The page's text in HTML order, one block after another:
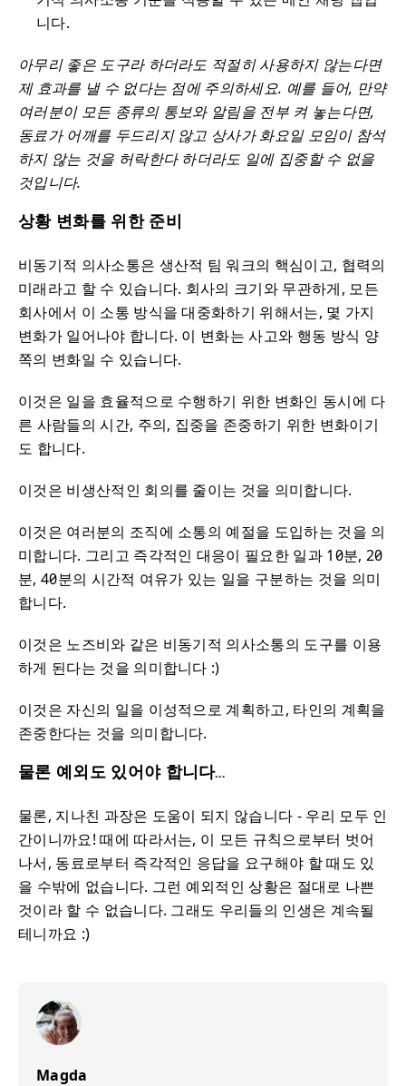
니다.
아무리 좋은 도구라 하더라도 적절히 사용하지 않는다면
제 효과를 낼 수 없다는 점에 주의하세요. 예를 들어, 만약
여러분이 모든 종류의 통보와 알림을 전부 켜 놓는다면,
동료가 어깨를 두드리지 않고 상사가 화요일 모임이 참석
하지 않는 것을 허락한다 하더라도 일에 집중할 수 없을
것입니다.
상황 변화를 위한 준비
비동기적 의사소통은 생산적 팀 워크의 핵심이고, 협력의
미래라고 할 수 있습니다. 회사의 크기와 무관하게, 모든
회사에서 이 소통 방식을 대중화하기 위해서는, 몇 가지
변화가 일어나야 합니다. 이 변화는 사고와 행동 방식 양
쪽의 변화일 수 있습니다.
이것은 일을 효율적으로 수행하기 위한 변화인 동시에 다
른 사람들의 시간, 주의, 집중을 존중하기 위한 변화이기
도 합니다.
이것은 비생산적인 회의를 줄이는 것을 의미합니다.
이것은 여러분의 조직에 소통의 예절을 도입하는 것을 의
미합니다. 그리고 즉각적인 대응이 필요한 일과 10분, 20
분, 40분의 시간적 여유가 있는 일을 구분하는 것을 의미
합니다.
이것은 노즈비와 같은 비동기적 의사소통의 도구를 이용
하게 된다는 것을 의미합니다 :)
이것은 자신의 일을 이성적으로 계획하고, 타인의 계획을
존중한다는 것을 의미합니다.
물론 예외도 있어야 합니다…
물론, 지나친 과장은 도움이 되지 않습니다 - 우리 모두 인
간이니까요! 때에 따라서는, 이 모든 규칙으로부터 벗어
나서, 동료로부터 즉각적인 응답을 요구해야 할 때도 있
을 수밖에 없습니다. 그런 예외적인 상황은 절대로 나쁜
것이라 할 수 없습니다. 그래도 우리들의 인생은 계속될
테니까요 :)
Magda